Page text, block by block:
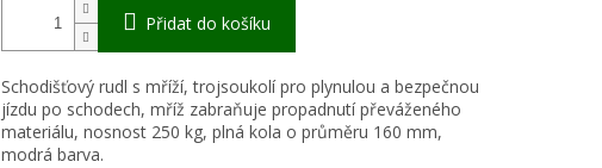
Přidat do košíku
Schodišťový rudl s mříží, trojsoukolí pro plynulou a bezpečnou
jízdu po schodech, mříž zabraňuje propadnutí převáženého
materiálu, nosnost 250 kg, plná kola o průměru 160 mm,
modrá barva.